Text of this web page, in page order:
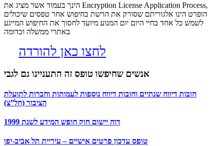
הינך בעמוד אשר מציג את Encryption License Application Process,
הופרט הינו אלגוריתם שסורק את הרשת בחיפוש אחר טפסים שיכולים
לשמש כל אחד בחיי היום יום המנוע מיועד לחסוך את החיפוש המייגע
באתרי ממשלה וכדומה
לחצו כאן להורדה
אנשים שחיפשו טופס זה התעניינו גם לגבי
חובות דיווח שנתיים וחובות דיווח נוספות לעמותות וחברות לתועלת
הציבור (חל”צ)
דוח יישום חוק חופש המידע לשנת 1999
טופס עדכון פרטים אישיים – עיריית תל אביב-יפו